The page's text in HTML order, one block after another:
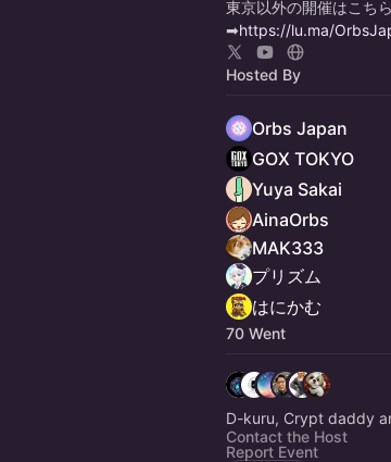
東京以外の開催はこち
➡https://lu.ma/
Hosted By
Orbs Japan
GOX TOKYO
Yuya Sakai
AinaOrbs
MAK333
プリズム
はにかむ
70 Went
D-kuru, Crypt daddy
Contact the Host
Report Event